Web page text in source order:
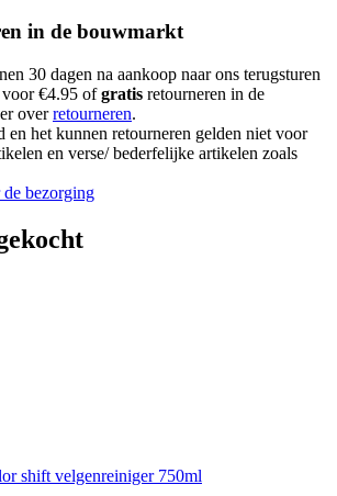
in de bouwmarkt
30 dagen na aankoop naar ons terugsturen
€4.95 ofgratis retourneren in de
overretourneren.
en het kunnen retourneren gelden niet voor
en verse/ bederfelijke artikelen zoals
bezorging
shift velgenreiniger 750ml